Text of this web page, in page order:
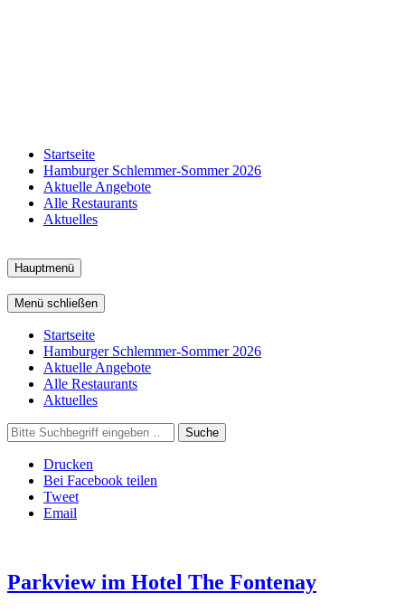
Startseite
Hamburger Schlemmer-Sommer 2026
Aktuelle Angebote
Alle Restaurants
Aktuelles
Hauptmenü
Menü schließen
Startseite
Hamburger Schlemmer-Sommer 2026
Aktuelle Angebote
Alle Restaurants
Aktuelles
Suche
Drucken
Bei Facebook teilen
Tweet
Email
Parkview im Hotel The Fontenay